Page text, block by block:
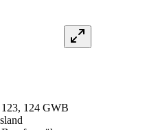
123, 124 GWB